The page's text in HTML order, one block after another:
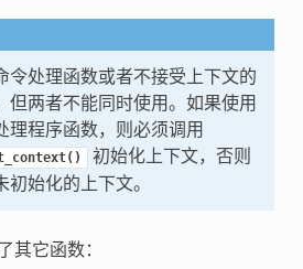
令处理函数或者不接受上下文的
但两者不能同时使用。如果使用
理程序函数，则必须调用
初始化上下文，否则
始化的上下文。
其它函数：